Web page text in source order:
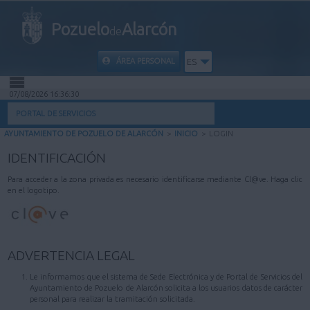
PozuelodeAlarcón
ÁREA PERSONAL ES
INICIO
MI CARPETA
INFORMACIÓN MUNICIPAL
AYUDA
07/08/2026 16:36:30
PORTAL DE SERVICIOS
AYUNTAMIENTO DE POZUELO DE ALARCÓN > INICIO > LOGIN
IDENTIFICACIÓN
Para acceder a la zona privada es necesario identificarse mediante Cl@ve. Haga clic
en el logotipo.
ADVERTENCIA LEGAL
Le informamos que el sistema de Sede Electrónica y de Portal de Servicios del
Ayuntamiento de Pozuelo de Alarcón solicita a los usuarios datos de carácter
personal para realizar la tramitación solicitada.